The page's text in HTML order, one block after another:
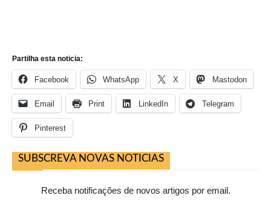
Partilha esta noticia:
Facebook WhatsApp X Mastodon
Email Print LinkedIn Telegram
Pinterest
SUBSCREVA NOVAS NOTICIAS
Receba notificações de novos artigos por email.